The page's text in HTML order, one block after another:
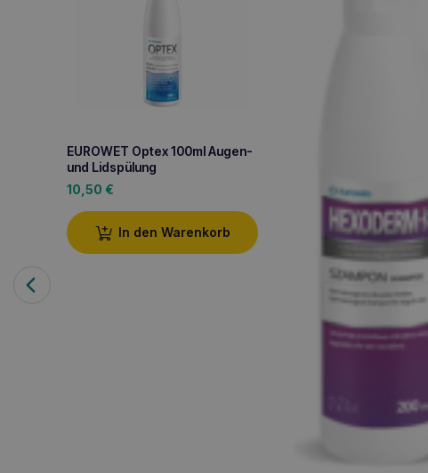
EUROWET Optex 100ml Augen-
und Lidspülung
10,50 €
In den Warenkorb